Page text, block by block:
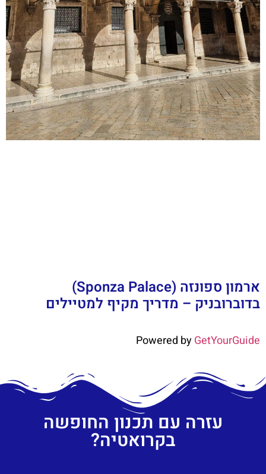
ארמון ספונזה (Sponza Palace)
בדוברובניק – מדריך מקיף למטיילים
Powered byGetYourGuide
עזרה עם תכנון החופשה
בקרואטיה?